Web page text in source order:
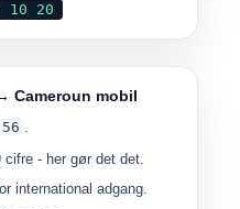
10 20
Cameroun mobil
.
- her gør det det.
international adgang.